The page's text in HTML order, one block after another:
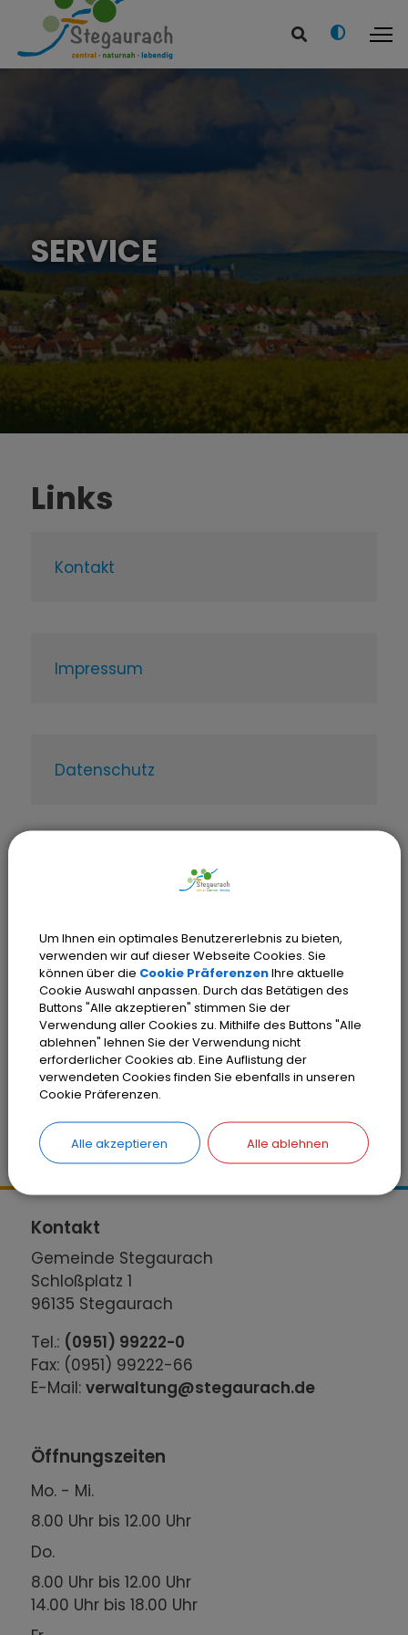
SERVICE
Links
Kontakt
Impressum
Datenschutz
Inhaltsverzeichnis
Cookie Einstellungen
Barrierefreiheit
Kontakt
Gemeinde Stegaurach
Schloßplatz 1
96135 Stegaurach
Tel.: (0951) 99222-0
Fax: (0951) 99222-66
E-Mail:verwaltung@stegaurach.de
Öffnungszeiten
Mo. - Mi.
8.00 Uhr bis 12.00 Uhr
Do.
8.00 Uhr bis 12.00 Uhr
14.00 Uhr bis 18.00 Uhr
Um Ihnen ein optimales Benutzererlebnis zu bieten,
verwenden wir auf dieser Webseite Cookies. Sie
können über die Cookie PräferenzenIhre aktuelle
Cookie Auswahl anpassen. Durch das Betätigen des
Buttons "Alle akzeptieren" stimmen Sie der
Verwendung aller Cookies zu. Mithilfe des Buttons "Alle
ablehnen" lehnen Sie der Verwendung nicht
erforderlicher Cookies ab. Eine Auflistung der
verwendeten Cookies finden Sie ebenfalls in unseren
Cookie Präferenzen.
Alle akzeptieren Alle ablehnen